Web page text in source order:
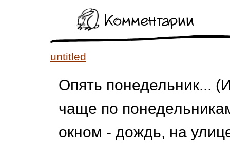
Комментарии
untitled
Опять понедельник...
чаще по
окном - дождь, на